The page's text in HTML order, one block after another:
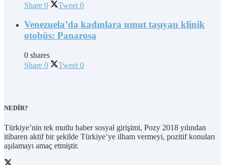
Share 0 Tweet 0
Venezuela’da kadınlara umut taşıyan klinik
otobüs: Panarosa
0 shares
Share 0 Tweet 0
NEDİR?
Türkiye’nin tek mutlu haber sosyal girişimi, Pozy 2018 yılından
itibaren aktif bir şekilde Türkiye’ye ilham vermeyi, pozitif konuları
aşılamayı amaç etmiştir.